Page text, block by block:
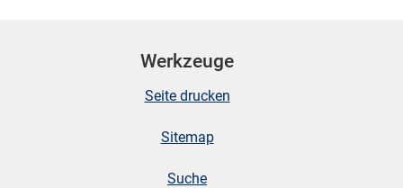
Werkzeuge
Seite drucken
Sitemap
Suche